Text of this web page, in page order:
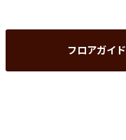
フロアガイド